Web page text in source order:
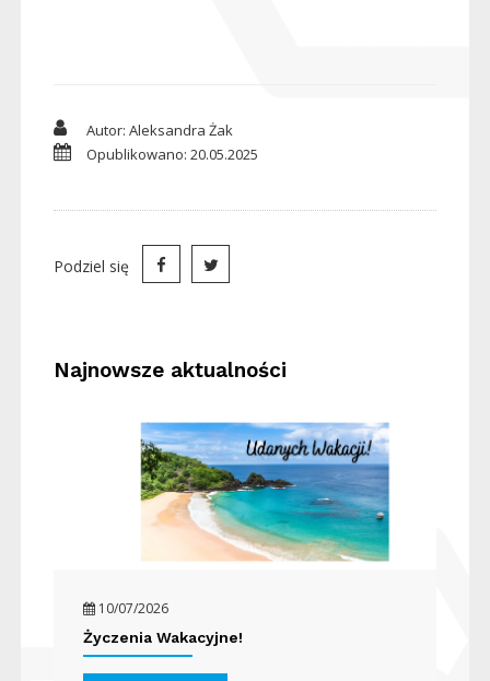
Autor: Aleksandra Żak
Opublikowano: 20.05.2025
Podziel się
Najnowsze aktualności
10/07/2026
Życzenia Wakacyjne!